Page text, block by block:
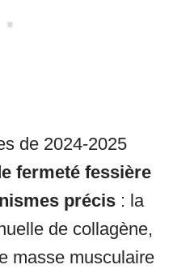
de 2024-2025
fermeté fessière
précis : la
de collagène,
masse musculaire